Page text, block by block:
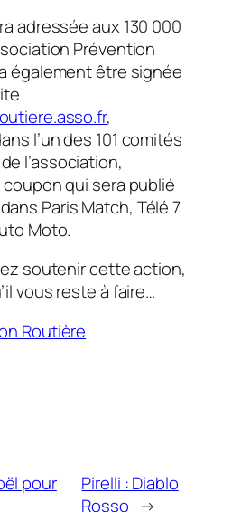
adressée aux 130 000
Prévention
également être signée
,
l’un des 101 comités
l’association,
qui sera publié
Paris Match, Télé 7
Moto.
soutenir cette action,
vous reste à faire…
Routière
pour
Pirelli : Diablo
Rosso →